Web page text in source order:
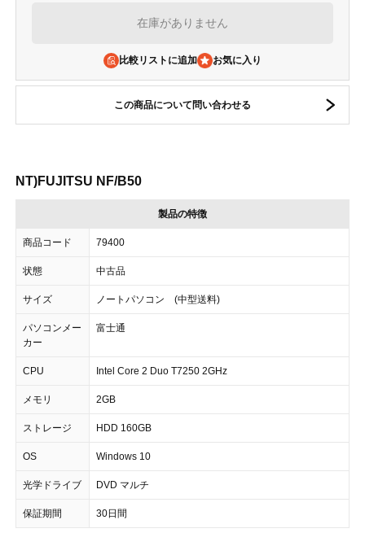
在庫がありません
比較リストに追加
この商品について問い合わせる
NT)FUJITSU NF/B50
製品の特徴
商品コード 79400
状態 中古品
サイズ ノートパソコン (中型送料)
パソコンメー
カー
富士通
CPU Intel Core 2 Duo T7250 2GHz
メモリ 2GB
ストレージ HDD 160GB
OS Windows 10
光学ドライブ DVD マルチ
保証期間 30日間